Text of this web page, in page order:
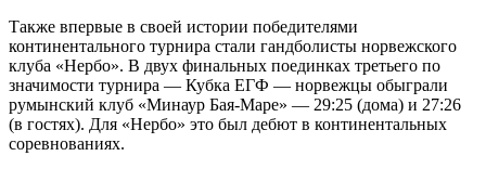
Также впервые в своей истории победителями
континентального турнира стали гандболисты норвежского
клуба «Нербо». В двух финальных поединках третьего по
значимости турнира — Кубка ЕГФ — норвежцы обыграли
румынский клуб «Минаур Бая-Маре» — 29:25 (дома) и 27:26
(в гостях). Для «Нербо» это был дебют в континентальных
соревнованиях.